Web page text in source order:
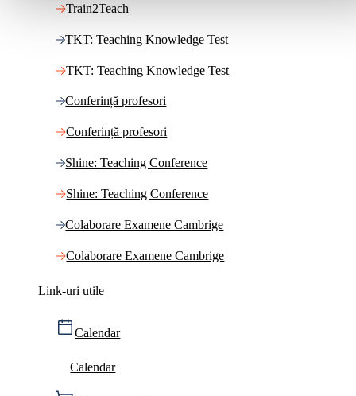
Train2Teach
TKT: Teaching Knowledge Test
TKT: Teaching Knowledge Test
Conferință profesori
Conferință profesori
Shine: Teaching Conference
Shine: Teaching Conference
Colaborare Examene Cambrige
Colaborare Examene Cambrige
Link-uri utile
Calendar
Calendar